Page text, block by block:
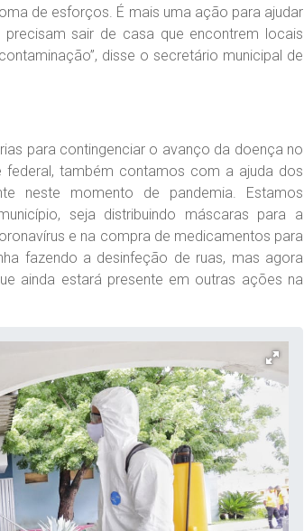
de esforços. É mais uma ação para ajudar
sair de casa que encontrem locais
disse o secretário municipal de
para contingenciar o avanço da doença no
federal, também contamos com a ajuda dos
neste momento de pandemia. Estamos
seja distribuindo máscaras para a
e na compra de medicamentos para
fazendo a desinfeção de ruas, mas agora
ainda estará presente em outras ações na